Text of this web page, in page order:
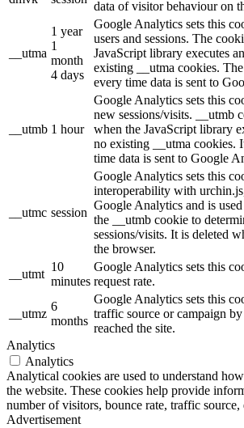
data of visitor behaviour on
__utma
1 year
1
month
4 days
Google Analytics sets this
users and sessions. The
JavaScript library executes
existing __utma cookies.
every time data is sent to
__utmb 1 hour
Google Analytics sets this
new sessions/visits. __utmb
when the JavaScript library
no existing __utma cookies.
time data is sent to Google
__utmc session
Google Analytics sets this
interoperability with
Google Analytics and is
the __utmb cookie to
sessions/visits. It is deleted
the browser.
__utmt
10
minutes
Google Analytics sets this
request rate.
__utmz
6
months
Google Analytics sets this
traffic source or campaign
reached the site.
Analytics
Analytics
Analytical cookies are used to understand
the website. These cookies help provide
number of visitors, bounce rate, traffic source,
Advertisement